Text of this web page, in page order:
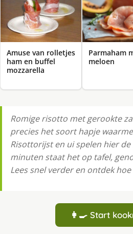
Amuse van rolletjes
ham en buffel
mozzarella
Parmaham
meloen
Romige risotto met gerookte
precies het soort hapje
Risottorijst en ui spelen hier
minuten staat het op tafel,
Lees snel verder en ontdek
👩‍🍳 Start